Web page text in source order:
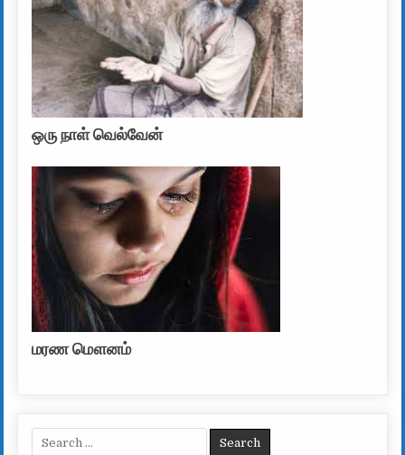
ஒரு நாள் வெல்வேன்
மரண மௌனம்
Search for: